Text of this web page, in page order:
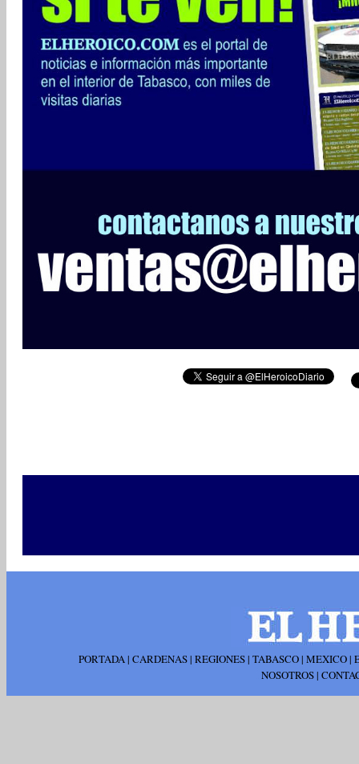
PORTADA| CARDENAS| REGIONES| TABASCO| MEXICO|
NOSOTROS|